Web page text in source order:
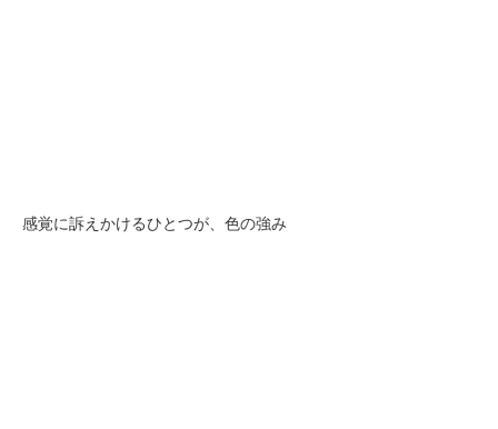
感覚に訴えかけるひとつが、色の強み